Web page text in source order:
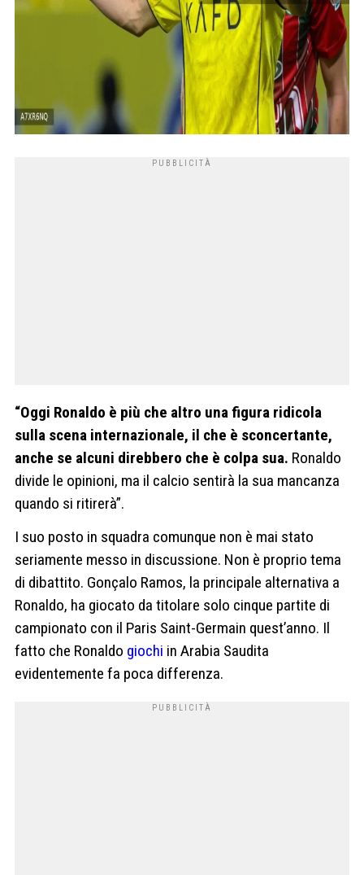
“Oggi Ronaldo è più che altro una figura ridicola
sulla scena internazionale, il che è sconcertante,
anche se alcuni direbbero che è colpa sua. Ronaldo
divide le opinioni, ma il calcio sentirà la sua mancanza
quando si ritirerà”.
I suo posto in squadra comunque non è mai stato
seriamente messo in discussione. Non è proprio tema
di dibattito. Gonçalo Ramos, la principale alternativa a
Ronaldo, ha giocato da titolare solo cinque partite di
campionato con il Paris Saint-Germain quest’anno. Il
fatto che Ronaldo giochi in Arabia Saudita
evidentemente fa poca differenza.